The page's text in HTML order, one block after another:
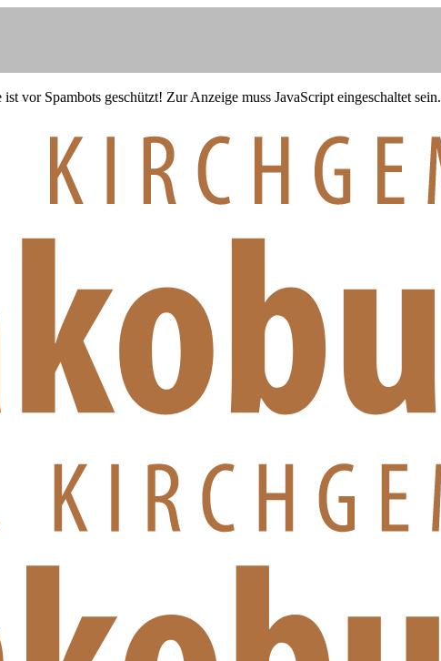
vor Spambots geschützt! Zur Anzeige muss JavaScript eingeschaltet sein.